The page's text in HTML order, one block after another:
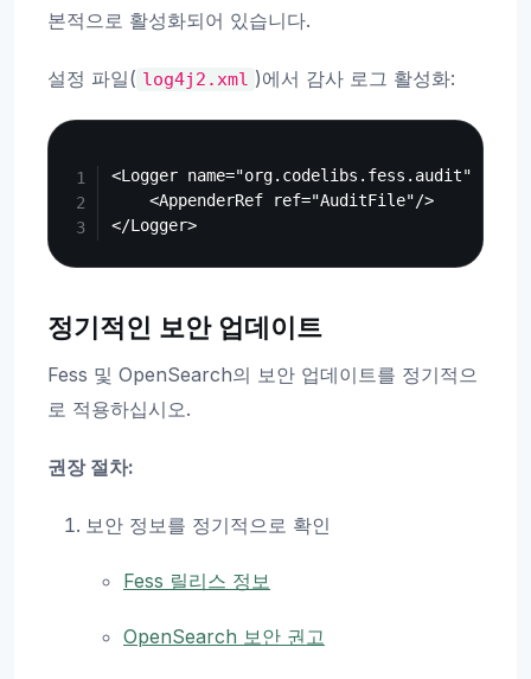
본적으로 활성화되어 있습니다.
설정 파일( log4j2.xml )에서 감사 로그 활성화:
<Logger name="org.codelibs.fess.audit"
    <AppenderRef ref="AuditFile"/>
정기적인 보안 업데이트
Fess 및 OpenSearch의 보안 업데이트를 정기적으
로 적용하십시오.
권장 절차:
보안 정보를 정기적으로 확인
Fess 릴리스 정보
OpenSearch 보안 권고